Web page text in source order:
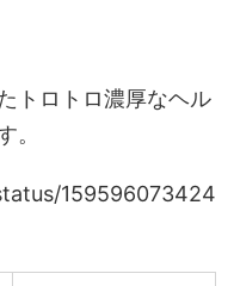
トロトロ濃厚なヘル
。
159596073424